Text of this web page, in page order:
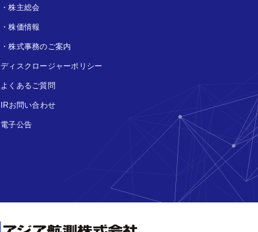
・株主総会
・株価情報
・株式事務のご案内
ディスクロージャーポリシー
よくあるご質問
IRお問い合わせ
電子公告